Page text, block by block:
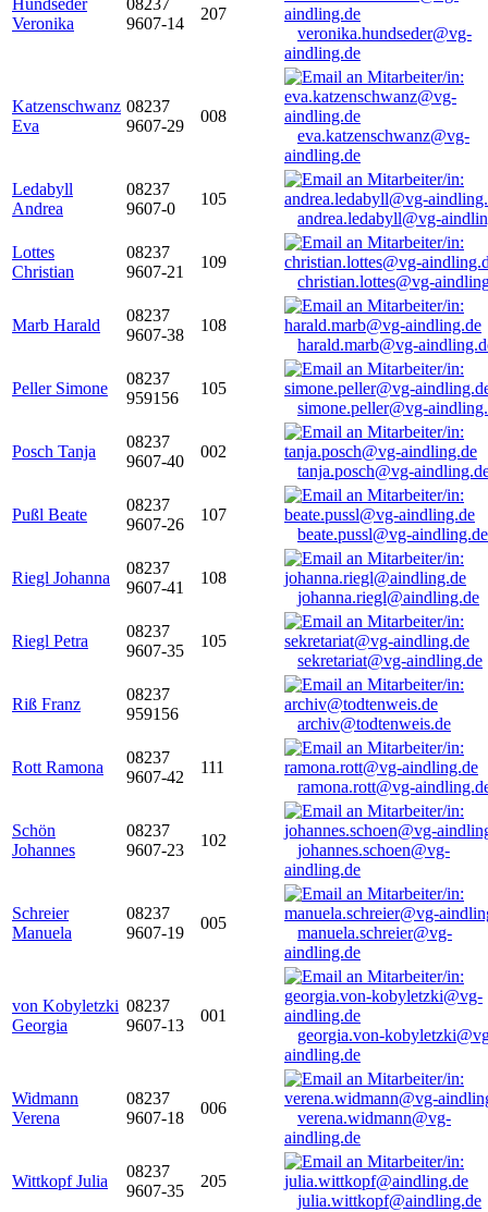
Hundseder
Veronika
08237
9607-14
207
veronika.hundseder@vg-
aindling.de
Katzenschwanz
Eva
08237
9607-29
008
eva.katzenschwanz@vg-
aindling.de
Ledabyll
Andrea
08237
9607-0
105
andrea.ledabyll@vg-
Lottes
Christian
08237
9607-21
109
christian.lottes@vg-
Marb Harald
08237
9607-38
108
harald.marb@vg-
Peller Simone
08237
959156
105
simone.peller@vg-
Posch Tanja
08237
9607-40
002
tanja.posch@vg-
Pußl Beate
08237
9607-26
107
beate.pussl@vg-aindling.de
Riegl Johanna
08237
9607-41
108
johanna.riegl@aindling.de
Riegl Petra
08237
9607-35
105
sekretariat@vg-aindling.de
Riß Franz
08237
959156
archiv@todtenweis.de
Rott Ramona
08237
9607-42
111
ramona.rott@vg-
Schön
Johannes
08237
9607-23
102
johannes.schoen@vg-
aindling.de
Schreier
Manuela
08237
9607-19
005
manuela.schreier@vg-
aindling.de
von Kobyletzki
Georgia
08237
9607-13
001
georgia.von-
aindling.de
Widmann
Verena
08237
9607-18
006
verena.widmann@vg-
aindling.de
Wittkopf Julia
08237
9607-35
205
julia.wittkopf@aindling.de